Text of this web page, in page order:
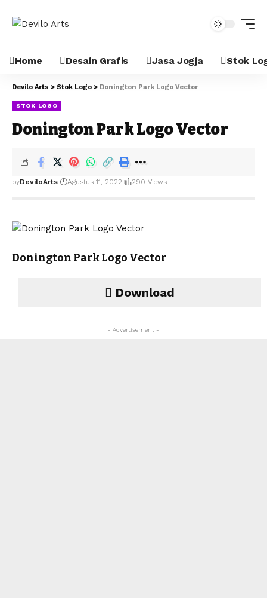
Home Desain Grafis Jasa Jogja Stok
Devilo Arts > Stok Logo > Donington Park Logo Vector
STOK LOGO
Donington Park Logo Vector
byDeviloArts Agustus 11, 2022 290 Views
Donington Park Logo Vector
Download
- Advertisement -